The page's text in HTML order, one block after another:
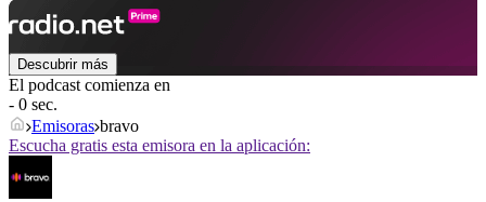
Descubrir más
El podcast comienza en
- 0 sec.
Emisoras bravo
Escucha gratis esta emisora en la aplicación: